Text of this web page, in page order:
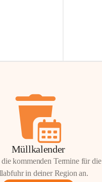
Müllkalender
die kommenden Termine für die
in deiner Region an.